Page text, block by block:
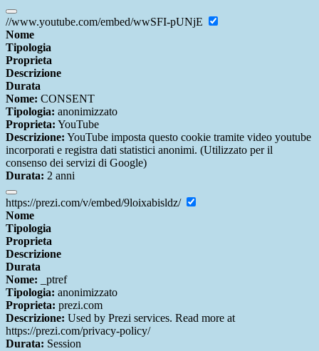
//www.youtube.com/embed/wwSFI-pUNjE
Nome
Tipologia
Proprieta
Descrizione
Durata
Nome: CONSENT
Tipologia: anonimizzato
Proprieta: YouTube
Descrizione: YouTube imposta questo cookie tramite video youtube
incorporati e registra dati statistici anonimi. (Utilizzato per il
consenso dei servizi di Google)
Durata: 2 anni
https://prezi.com/v/embed/9loixabisldz/
Nome
Tipologia
Proprieta
Descrizione
Durata
Nome: _ptref
Tipologia: anonimizzato
Proprieta: prezi.com
Descrizione: Used by Prezi services. Read more at
https://prezi.com/privacy-policy/
Durata: Session